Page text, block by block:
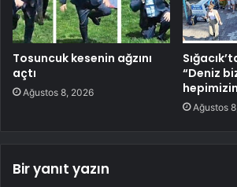
Tosuncuk kesenin ağzını
açtı
Ağustos 8, 2026
“Deniz
Ağustos
Bir yanıt yazın